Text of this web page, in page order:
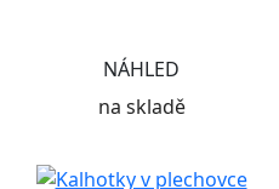
NÁHLED
na skladě